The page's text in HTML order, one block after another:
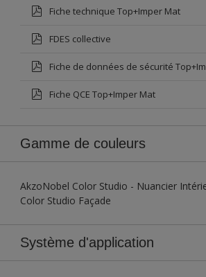
Fiche technique Top+Imper Mat
FDES collective
Fiche QCE Top+Imper Mat
Gamme de couleurs
AkzoNobel Color Studio - Nuancier
Color Studio Façade
Système d'application